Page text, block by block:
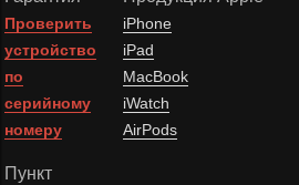
Проверить
устройство
по
серийному
номеру
Пункт
iPhone
iPad
MacBook
iWatch
AirPods